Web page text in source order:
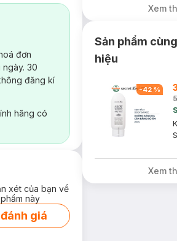
đơn
30
đăng kí
hãng có
xét của bạn về
này
giá
Xem
Sản phẩm
hiệu
-42%
Xem